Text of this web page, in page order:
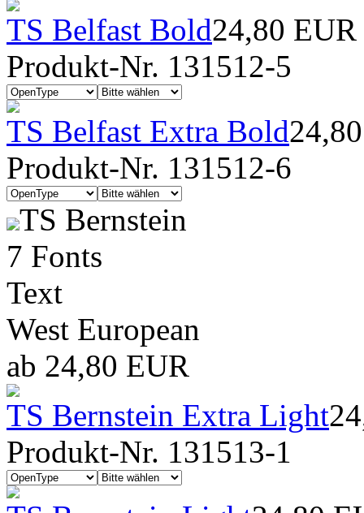
TS Belfast Bold24,80 EUR
Produkt-Nr. 131512-5
TS Belfast Extra Bold
Produkt-Nr. 131512-6
TS Bernstein
7 Fonts
Text
West European
ab 24,80 EUR
TS Bernstein Extra Light
Produkt-Nr. 131513-1